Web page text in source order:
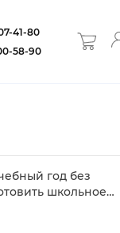
41-80
58-90
год без
школьное